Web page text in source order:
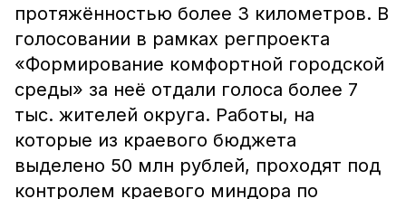
протяжённостью более 3 километров. В
голосовании в рамках регпроекта
«Формирование комфортной городской
среды» за неё отдали голоса более 7
тыс. жителей округа. Работы, на
которые из краевого бюджета
выделено 50 млн рублей, проходят под
контролем краевого миндора по